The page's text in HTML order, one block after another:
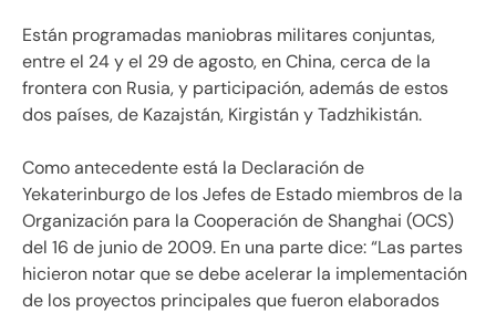
Están programadas maniobras militares conjuntas,
entre el 24 y el 29 de agosto, en China, cerca de la
frontera con Rusia, y participación, además de estos
dos países, de Kazajstán, Kirgistán y Tadzhikistán.
Como antecedente está la Declaración de
Yekaterinburgo de los Jefes de Estado miembros de la
Organización para la Cooperación de Shanghai (OCS)
del 16 de junio de 2009. En una parte dice: Las partes
hicieron notar que se debe acelerar la implementación
de los proyectos principales que fueron elaborados